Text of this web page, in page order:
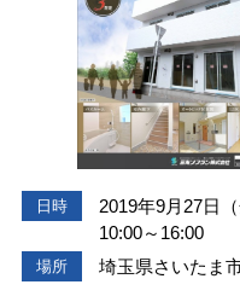
日時
2019年9月27日
10:00～16:00
場所 埼玉県さいたま